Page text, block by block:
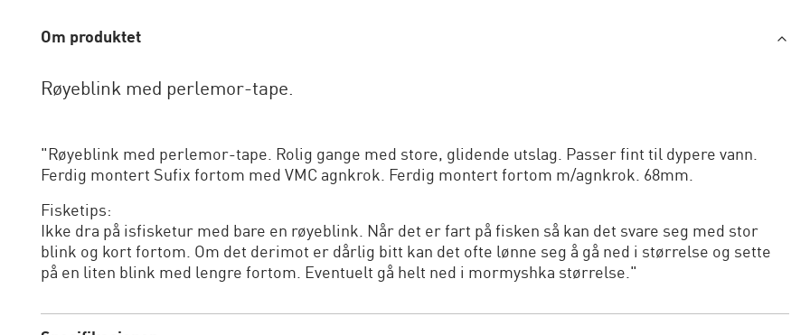
Om produktet
Røyeblink med perlemor-tape.
"Røyeblink med perlemor-tape. Rolig gange med store, glidende utslag. Passer fint til dypere vann.
Ferdig montert Sufix fortom med VMC agnkrok. Ferdig montert fortom m/agnkrok. 68mm.
Fisketips:
Ikke dra på isfisketur med bare en røyeblink. Når det er fart på fisken så kan det svare seg med stor
blink og kort fortom. Om det derimot er dårlig bitt kan det ofte lønne seg å gå ned i størrelse og sette
på en liten blink med lengre fortom. Eventuelt gå helt ned i mormyshka størrelse."